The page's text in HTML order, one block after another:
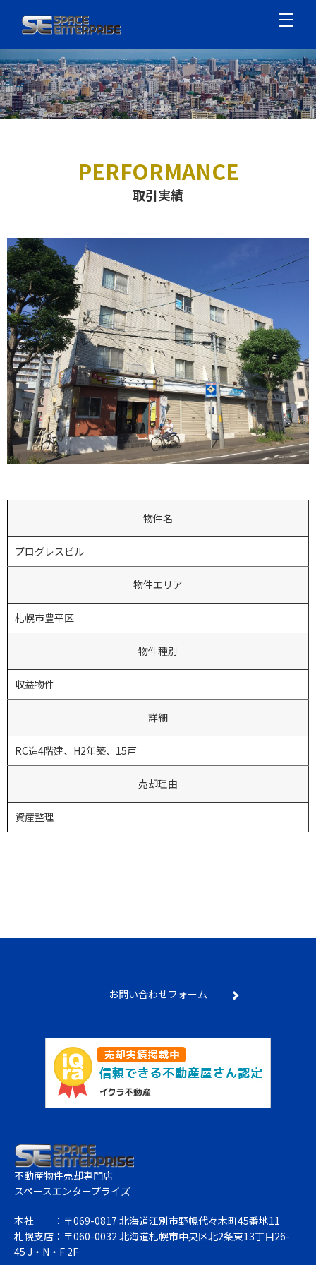
PERFORMANCE
取引実績
物件名
プログレスビル
物件エリア
札幌市豊平区
物件種別
収益物件
詳細
RC造4階建、H2年築、15戸
売却理由
資産整理
お問い合わせフォーム
不動産物件売却専門店
スペースエンタープライズ
本社
：〒069-0817 北海道江別市野幌代々木町45番地11
札幌支店 ：〒060-0032 北海道札幌市中央区北2条東13丁目26-
45 J・N・F 2F